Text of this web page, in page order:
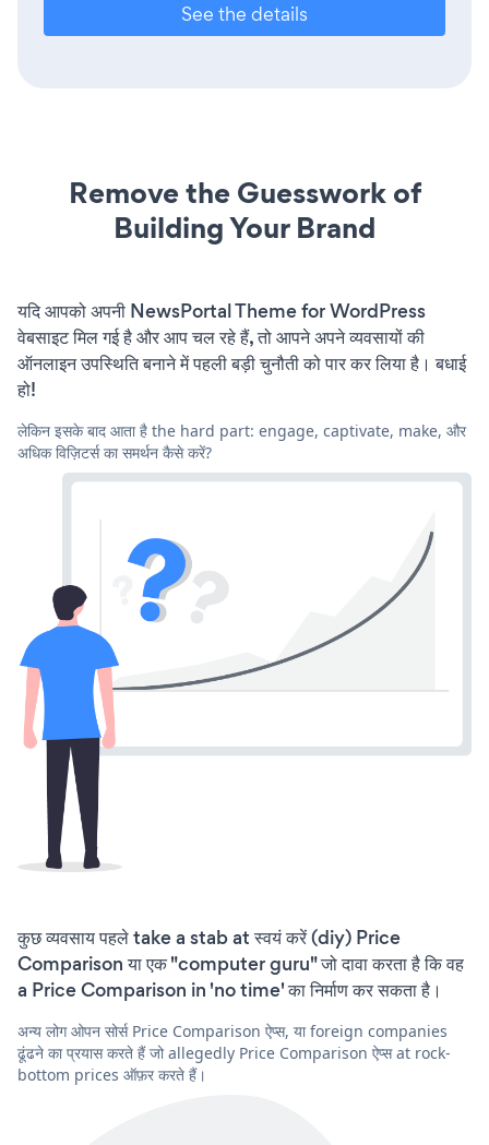
See the details
Remove the Guesswork of
Building Your Brand
यदि आपको अपनी NewsPortal Theme for WordPress
वेबसाइट मिल गई है और आप चल रहे हैं, तो आपने अपने व्यवसायों की
ऑनलाइन उपस्थिति बनाने में पहली बड़ी चुनौती को पार कर लिया है। बधाई
हो!
लेकिन इसके बाद आता है the hard part: engage, captivate, make, और
अधिक विज़िटर्स का समर्थन कैसे करें?
कुछ व्यवसाय पहले take a stab at स्वयं करें (diy) Price
Comparison या एक "computer guru" जो दावा करता है कि वह
a Price Comparison in 'no time' का निर्माण कर सकता है।
अन्य लोग ओपन सोर्स Price Comparison ऐप्स, या foreign companies
ढूंढने का प्रयास करते हैं जो allegedly Price Comparison ऐप्स at rock-
bottom prices ऑफ़र करते हैं।